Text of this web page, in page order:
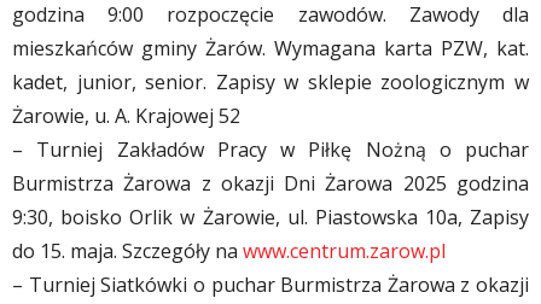
godzina 9:00 rozpoczęcie zawodów. Zawody dla
mieszkańców gminy Żarów. Wymagana karta PZW, kat.
kadet, junior, senior. Zapisy w sklepie zoologicznym w
Żarowie, u. A. Krajowej 52
– Turniej Zakładów Pracy w Piłkę Nożną o puchar
Burmistrza Żarowa z okazji Dni Żarowa 2025 godzina
9:30, boisko Orlik w Żarowie, ul. Piastowska 10a, Zapisy
do 15. maja. Szczegóły na www.centrum.zarow.pl
– Turniej Siatkówki o puchar Burmistrza Żarowa z okazji